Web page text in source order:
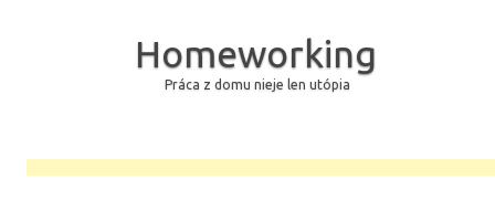
Homeworking
Práca z domu nieje len utópia